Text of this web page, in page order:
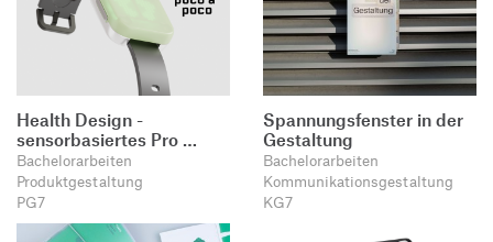
Health Design -
sensorbasiertes Pro …
Bachelorarbeiten
Produktgestaltung
PG7
Spannungsfenster in der
Gestaltung
Bachelorarbeiten
Kommunikationsgestaltung
KG7